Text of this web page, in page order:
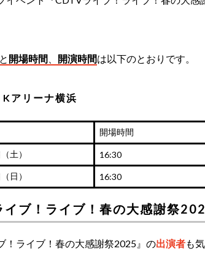
と 開場時間 開演時間は以下のとおりです。
Kアリーナ横浜
開場時間
土） 16:30
日） 16:30
イブ！ライブ！春の大感謝祭
！ライブ！春の大感謝祭2025』の出演者も